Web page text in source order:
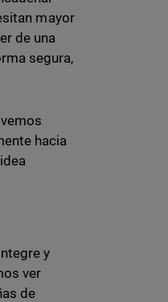
mayor
de una
segura,
hacia
y
ver
de